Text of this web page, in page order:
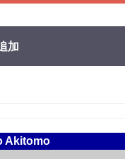
加
Akitomo